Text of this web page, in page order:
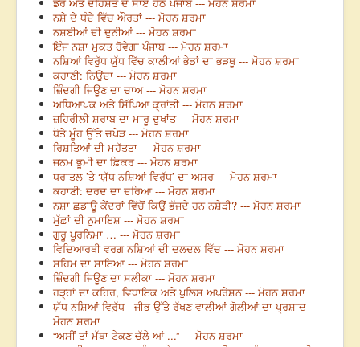
ਨਸ਼ੇ ਦੇ ਧੰਦੇ ਵਿੱਚ ਔਰਤਾਂ --- ਮੋਹਨ ਸ਼ਰਮਾ
ਨਸ਼ਈਆਂ ਦੀ ਦੁਨੀਆਂ --- ਮੋਹਨ ਸ਼ਰਮਾ
ਇੰਜ ਨਸ਼ਾ ਮੁਕਤ ਹੋਵੇਗਾ ਪੰਜਾਬ --- ਮੋਹਨ ਸ਼ਰਮਾ
ਨਸ਼ਿਆਂ ਵਿਰੁੱਧ ਯੁੱਧ ਵਿੱਚ ਕਾਲੀਆਂ ਭੇਡਾਂ ਦਾ ਭੜਥੂ --- ਮੋਹਨ ਸ਼ਰਮਾ
ਕਹਾਣੀ: ਨਿਉਂਦਾ --- ਮੋਹਨ ਸ਼ਰਮਾ
ਜ਼ਿੰਦਗੀ ਜਿਊਣ ਦਾ ਚਾਅ --- ਮੋਹਨ ਸ਼ਰਮਾ
ਅਧਿਆਪਕ ਅਤੇ ਸਿੱਖਿਆ ਕ੍ਰਾਂਤੀ --- ਮੋਹਨ ਸ਼ਰਮਾ
ਜ਼ਹਿਰੀਲੀ ਸ਼ਰਾਬ ਦਾ ਮਾਰੂ ਦੁਖਾਂਤ --- ਮੋਹਨ ਸ਼ਰਮਾ
ਧੋਤੇ ਮੂੰਹ ਉੱਤੇ ਚਪੇੜ --- ਮੋਹਨ ਸ਼ਰਮਾ
ਰਿਸ਼ਤਿਆਂ ਦੀ ਮਹੱਤਤਾ --- ਮੋਹਨ ਸ਼ਰਮਾ
ਜਨਮ ਭੂਮੀ ਦਾ ਫ਼ਿਕਰ --- ਮੋਹਨ ਸ਼ਰਮਾ
ਧਰਾਤਲ ’ਤੇ ‘ਯੁੱਧ ਨਸ਼ਿਆਂ ਵਿਰੁੱਧ’ ਦਾ ਅਸਰ --- ਮੋਹਨ ਸ਼ਰਮਾ
ਕਹਾਣੀ: ਦਰਦ ਦਾ ਦਰਿਆ --- ਮੋਹਨ ਸ਼ਰਮਾ
ਨਸ਼ਾ ਛਡਾਊ ਕੇਂਦਰਾਂ ਵਿੱਚੋਂ ਕਿਉਂ ਭੱਜਦੇ ਹਨ ਨਸ਼ੇੜੀ? --- ਮੋਹਨ ਸ਼ਰਮਾ
ਮੁੱਛਾਂ ਦੀ ਨੁਮਾਇਸ਼ --- ਮੋਹਨ ਸ਼ਰਮਾ
ਗੁਰੂ ਪੂਰਨਿਮਾ … --- ਮੋਹਨ ਸ਼ਰਮਾ
ਵਿਦਿਆਰਥੀ ਵਰਗ ਨਸ਼ਿਆਂ ਦੀ ਦਲਦਲ ਵਿੱਚ --- ਮੋਹਨ ਸ਼ਰਮਾ
ਸਹਿਮ ਦਾ ਸਾਇਆ --- ਮੋਹਨ ਸ਼ਰਮਾ
ਜ਼ਿੰਦਗੀ ਜਿਊਣ ਦਾ ਸਲੀਕਾ --- ਮੋਹਨ ਸ਼ਰਮਾ
ਹੜ੍ਹਾਂ ਦਾ ਕਹਿਰ, ਵਿਧਾਇਕ ਅਤੇ ਪੁਲਿਸ ਅਪਰੇਸ਼ਨ --- ਮੋਹਨ ਸ਼ਰਮਾ
ਯੁੱਧ ਨਸ਼ਿਆਂ ਵਿਰੁੱਧ - ਜੀਭ ਉੱਤੇ ਰੱਖਣ ਵਾਲੀਆਂ ਗੋਲੀਆਂ ਦਾ ਪ੍ਰਸ਼ਾਦ ---
ਮੋਹਨ ਸ਼ਰਮਾ
“ਅਸੀਂ ਤਾਂ ਮੱਥਾ ਟੇਕਣ ਚੱਲੇ ਆਂ ...” --- ਮੋਹਨ ਸ਼ਰਮਾ